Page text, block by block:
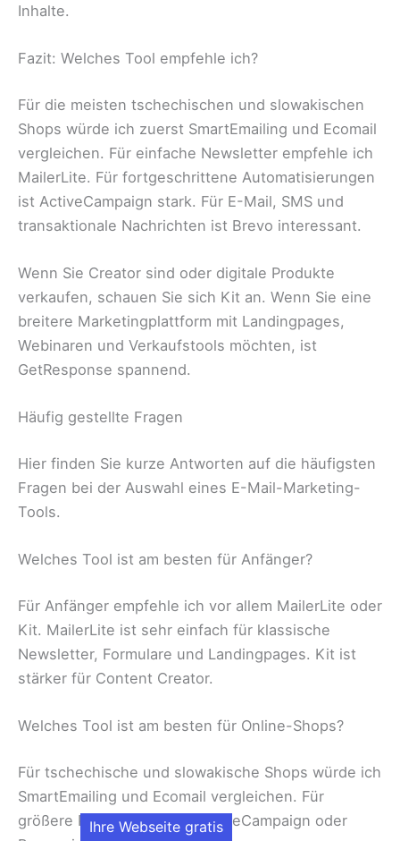
Inhalte.
Fazit: Welches Tool empfehle ich?
Für die meisten tschechischen und slowakischen
Shops würde ich zuerst SmartEmailing und Ecomail
vergleichen. Für einfache Newsletter empfehle ich
MailerLite. Für fortgeschrittene Automatisierungen
ist ActiveCampaign stark. Für E-Mail, SMS und
transaktionale Nachrichten ist Brevo interessant.
Wenn Sie Creator sind oder digitale Produkte
verkaufen, schauen Sie sich Kit an. Wenn Sie eine
breitere Marketingplattform mit Landingpages,
Webinaren und Verkaufstools möchten, ist
GetResponse spannend.
Häufig gestellte Fragen
Hier finden Sie kurze Antworten auf die häufigsten
Fragen bei der Auswahl eines E-Mail-Marketing-
Tools.
Welches Tool ist am besten für Anfänger?
Für Anfänger empfehle ich vor allem MailerLite oder
Kit. MailerLite ist sehr einfach für klassische
Newsletter, Formulare und Landingpages. Kit ist
stärker für Content Creator.
Welches Tool ist am besten für Online-Shops?
Für tschechische und slowakische Shops würde ich
SmartEmailing und Ecomail vergleichen. Für
größere Projekte können ActiveCampaign oder
Ihre Webseite gratis